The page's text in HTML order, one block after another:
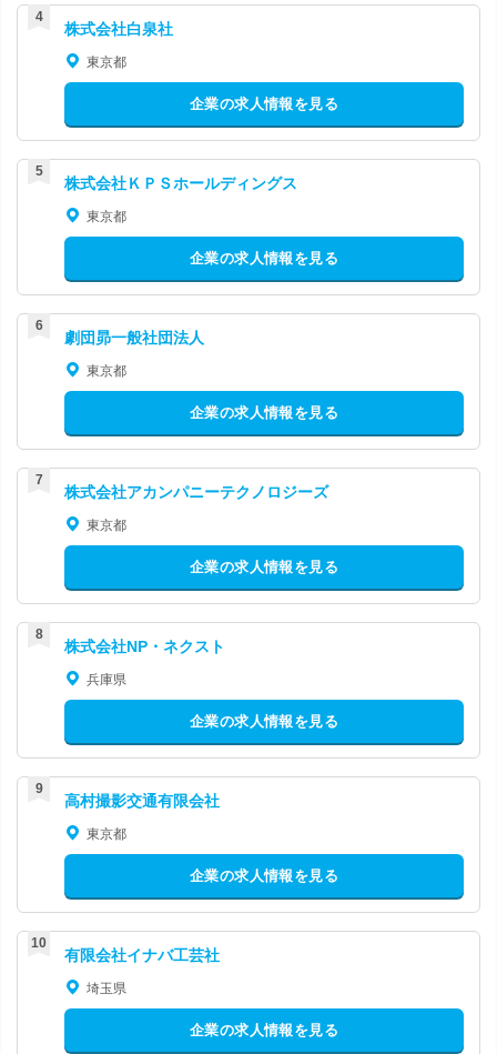
株式会社白泉社
東京都
企業の求人情報を見る
株式会社ＫＰＳホールディングス
東京都
企業の求人情報を見る
劇団昴一般社団法人
東京都
企業の求人情報を見る
株式会社アカンパニーテクノロジーズ
東京都
企業の求人情報を見る
株式会社NP・ネクスト
兵庫県
企業の求人情報を見る
高村撮影交通有限会社
東京都
企業の求人情報を見る
有限会社イナバ工芸社
埼玉県
企業の求人情報を見る